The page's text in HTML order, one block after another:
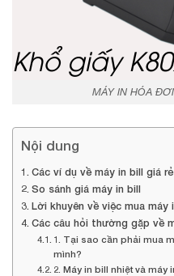
MÁY IN HÓA
Nội dung
Các ví dụ về máy in bill giá rẻ
So sánh giá máy in bill
Lời khuyên về việc mua máy
Các câu hỏi thường gặp về
1. Tại sao cần phải mua
mình?
2. Máy in bill nhiệt và máy